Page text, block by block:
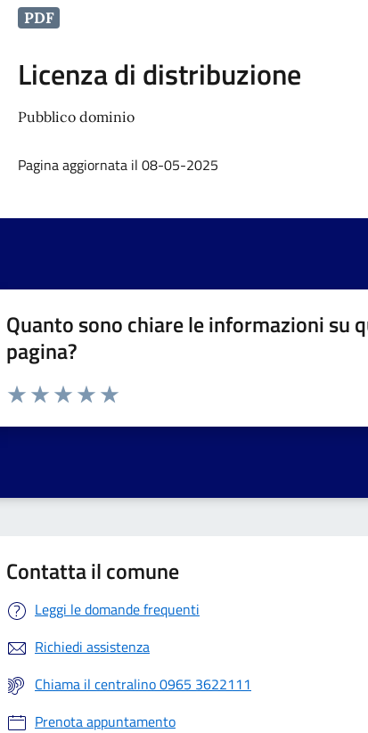
PDF
Licenza di distribuzione
Pubblico dominio
Pagina aggiornata il 08-05-2025
Quanto sono chiare le informazioni su
pagina?
Valuta da 1 a 5 stelle la pagina
Contatta il comune
Leggi le domande frequenti
Richiedi assistenza
Chiama il centralino 0965 3622111
Prenota appuntamento